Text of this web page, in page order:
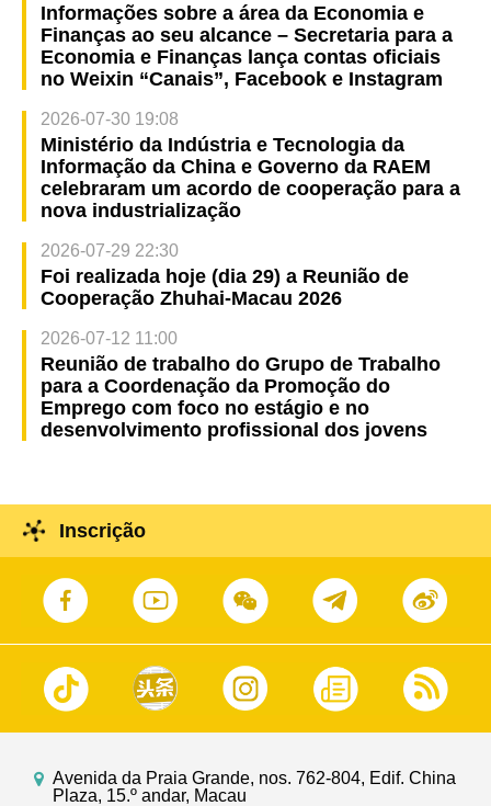
Informações sobre a área da Economia e
Finanças ao seu alcance – Secretaria para a
Economia e Finanças lança contas oficiais
no Weixin “Canais”, Facebook e Instagram
2026-07-30 19:08
Ministério da Indústria e Tecnologia da
Informação da China e Governo da RAEM
celebraram um acordo de cooperação para a
nova industrialização
2026-07-29 22:30
Foi realizada hoje (dia 29) a Reunião de
Cooperação Zhuhai-Macau 2026
2026-07-12 11:00
Reunião de trabalho do Grupo de Trabalho
para a Coordenação da Promoção do
Emprego com foco no estágio e no
desenvolvimento profissional dos jovens
Inscrição
Avenida da Praia Grande, nos. 762-804, Edif. China
Plaza, 15.º andar, Macau